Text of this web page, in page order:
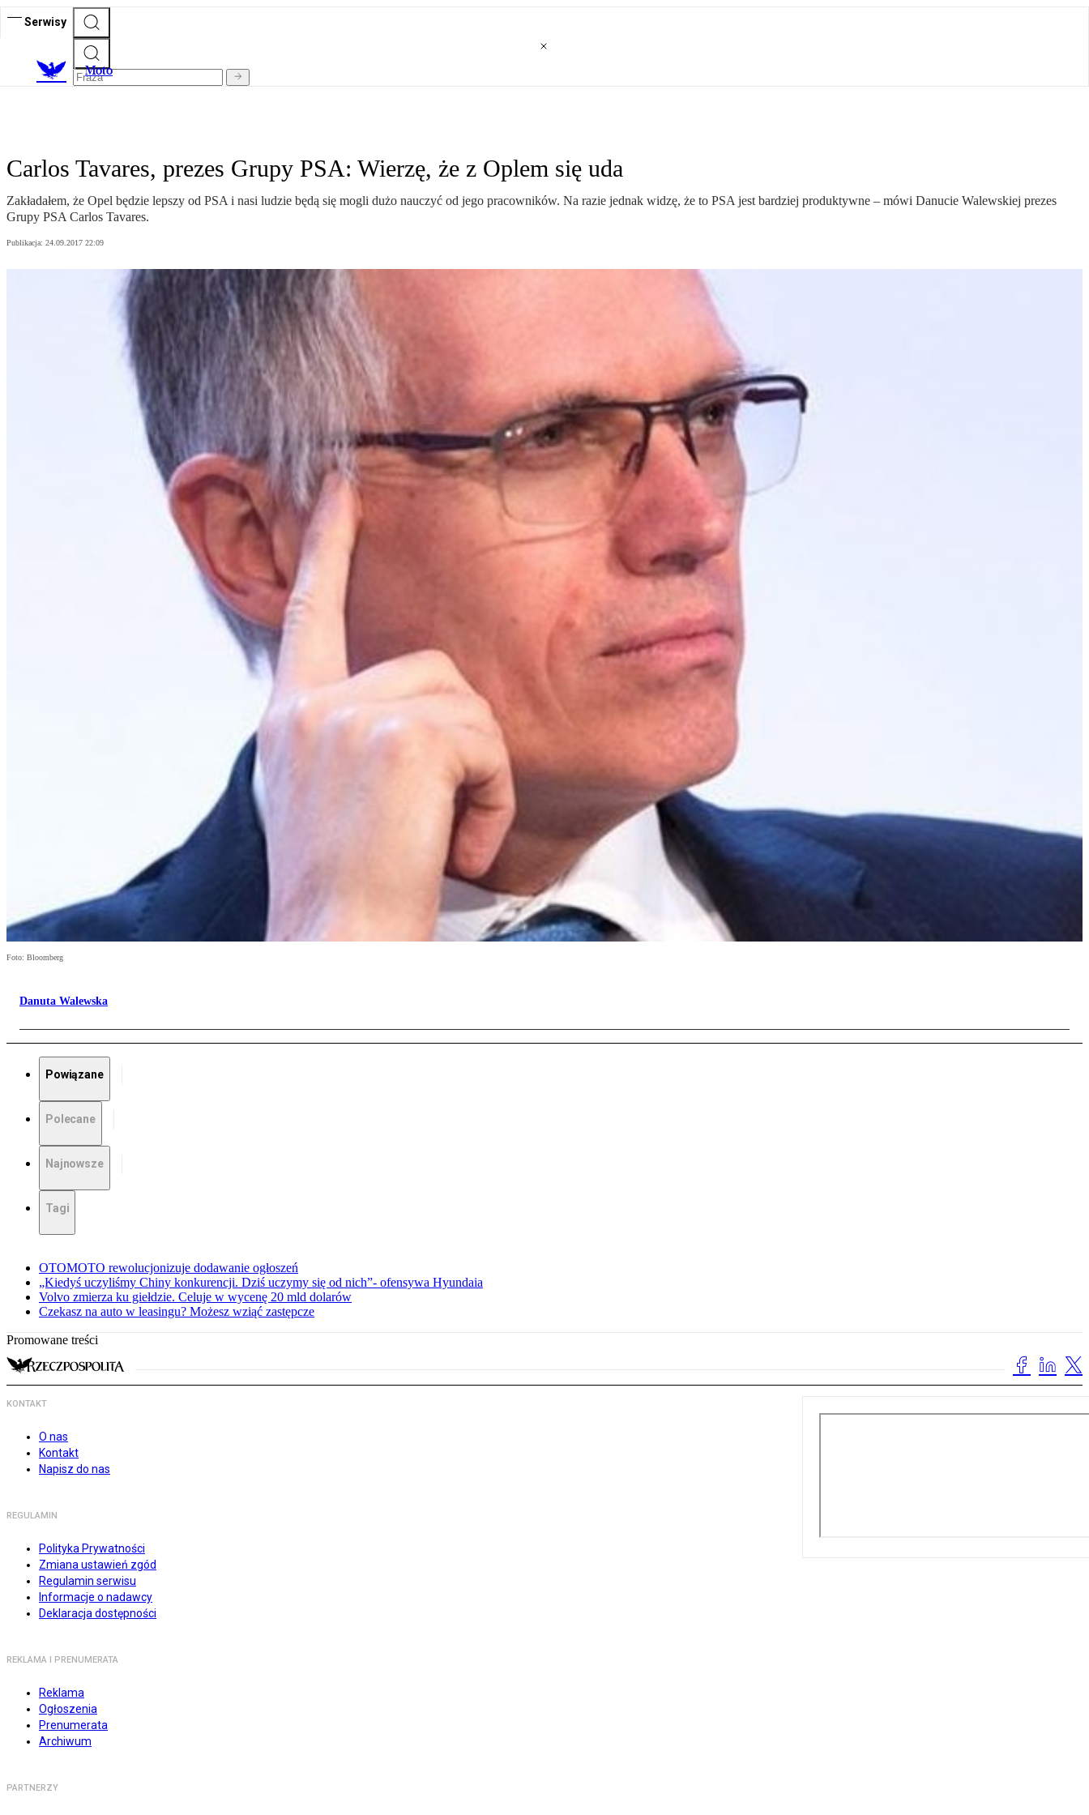
Serwisy
Moto
Carlos Tavares, prezes Grupy PSA: Wierzę, że z Oplem się uda
Zakładałem, że Opel będzie lepszy od PSA i nasi ludzie będą się mogli dużo nauczyć od jego pracowników. Na razie jednak widzę, że to PSA jest bardziej produktywne – mówi Danucie Walewskiej prezes
Grupy PSA Carlos Tavares.
Publikacja: 24.09.2017 22:09
Foto: Bloomberg
Danuta Walewska
Powiązane
Polecane
Najnowsze
Tagi
OTOMOTO rewolucjonizuje dodawanie ogłoszeń
„Kiedyś uczyliśmy Chiny konkurencji. Dziś uczymy się od nich”- ofensywa Hyundaia
Volvo zmierza ku giełdzie. Celuje w wycenę 20 mld dolarów
Czekasz na auto w leasingu? Możesz wziąć zastępcze
Promowane treści
KONTAKT
O nas
Kontakt
Napisz do nas
REGULAMIN
Polityka Prywatności
Zmiana ustawień zgód
Regulamin serwisu
Informacje o nadawcy
Deklaracja dostępności
REKLAMA I PRENUMERATA
Reklama
Ogłoszenia
Prenumerata
Archiwum
PARTNERZY